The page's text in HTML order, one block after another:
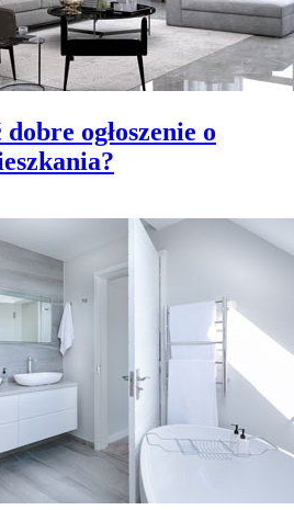
ogłoszenie o